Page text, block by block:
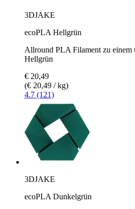
3DJAKE
ecoPLA Hellgrün
Allround PLA Filament zu einem
Hellgrün
€ 20,49
(€ 20,49 / kg)
4.7 (121)
3DJAKE
ecoPLA Dunkelgrün